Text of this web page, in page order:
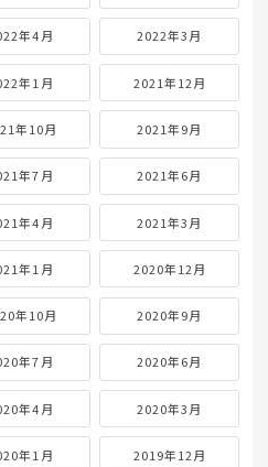
年4月 2022年3月
年1月 2021年12月
年10月 2021年9月
年7月 2021年6月
年4月 2021年3月
年1月 2020年12月
年10月 2020年9月
年7月 2020年6月
年4月 2020年3月
年1月 2019年12月